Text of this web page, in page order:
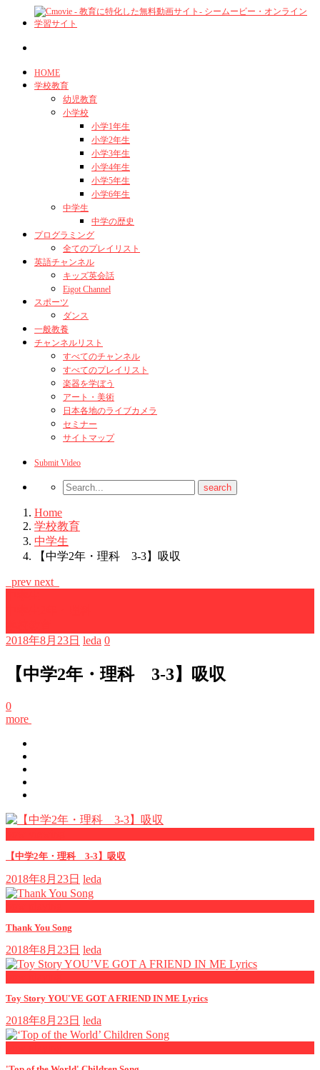
HOME
学校教育
幼児教育
小学校
小学1年生
小学2年生
小学3年生
小学4年生
小学5年生
小学6年生
中学生
中学の歴史
プログラミング
全てのプレイリスト
英語チャンネル
キッズ英会話
Eigot Channel
スポーツ
ダンス
一般教養
チャンネルリスト
すべてのチャンネル
すべてのプレイリスト
楽器を学ぼう
アート・美術
日本各地のライブカメラ
セミナー
サイトマップ
Submit Video
Home
学校教育
中学生
【中学2年・理科 3-3】吸収
prev next
2018年8月23日 leda 0
【中学2年・理科 3-3】吸収
0
more
【中学2年・理科 3-3】吸収
2018年8月23日 leda
Thank You Song
2018年8月23日 leda
Toy Story YOU'VE GOT A FRIEND IN ME Lyrics
2018年8月23日 leda